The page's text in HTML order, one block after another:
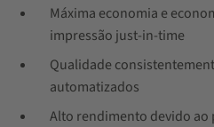
Máxima economia e
impressão just-in-time
Qualidade
automatizados
Alto rendimento devido